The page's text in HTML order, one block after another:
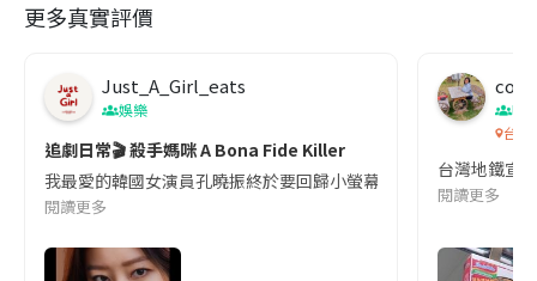
更多真實評價
Just_A_Girl_eats
娛樂
追劇日常🎬 殺手媽咪 A Bona Fide Killer
我最愛的韓國女演員孔曉振終於要回歸小螢幕啦!這次的劇本改編
閱讀更多
co
吹
台灣
台灣地鐵宣
閱讀更多